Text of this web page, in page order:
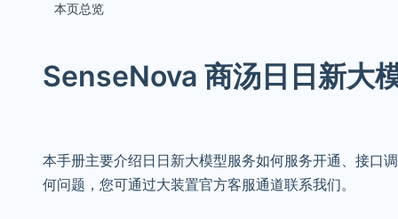
本页总览
SenseNova 商汤日日新大
本手册主要介绍日日新大模型服务如何服务开通、接口
何问题，您可通过大装置官方客服通道联系我们。